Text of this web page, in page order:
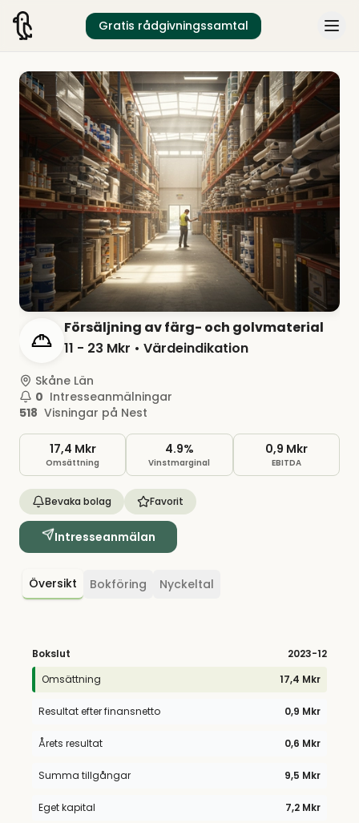
Gratis rådgivningssamtal
Försäljning av färg- och golvmaterial
11 - 23 Mkr • Värdeindikation
Skåne Län
0 Intresseanmälningar
518 Visningar på Nest
17,4 Mkr
Omsättning
4.9%
Vinstmarginal
0,9 Mkr
EBITDA
Bevaka bolag Favorit
Intresseanmälan
Översikt Bokföring Nyckeltal
Bokslut 2023-12
Omsättning
17,4 Mkr
Resultat efter finansnetto 0,9 Mkr
Årets resultat 0,6 Mkr
Summa tillgångar 9,5 Mkr
Eget kapital 7,2 Mkr